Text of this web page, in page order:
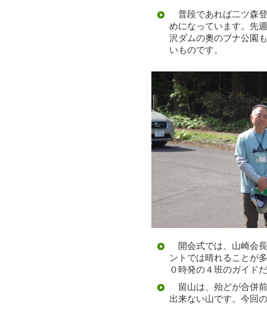
普段であれば二ツ森
めになっています。先
沢ダムの奧のブナ公園
いものです。
開会式では、山崎会
ントでは晴れることが
０時発の４班のガイド
留山は、殆どが合併
出来ない山です。今回